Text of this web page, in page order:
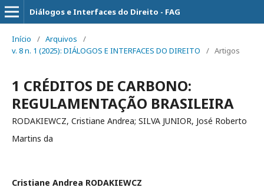
Diálogos e Interfaces do Direito - FAG
Início / Arquivos
/
v. 8 n. 1 (2025): DIÁLOGOS E INTERFACES DO DIREITO
/ Artigos
1 CRÉDITOS DE CARBONO:
REGULAMENTAÇÃO BRASILEIRA
RODAKIEWCZ, Cristiane Andrea; SILVA JUNIOR, José Roberto
Martins da
Cristiane Andrea RODAKIEWCZ